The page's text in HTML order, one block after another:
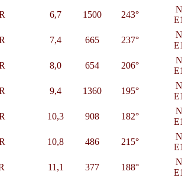
6,7 1500 243°
7,4 665 237°
8,0 654 206°
9,4 1360 195°
10,3 908 182°
10,8 486 215°
11,1 377 188°